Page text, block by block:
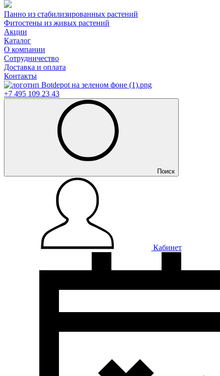
Панно из стабилизированных растений
Фитостены из живых растений
Акции
Каталог
О компании
Сотрудничество
Доставка и оплата
Контакты
+7 495 109 23 43
Поиск
Кабинет